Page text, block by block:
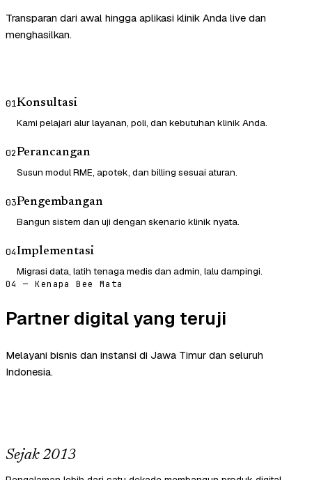
Transparan dari awal hingga aplikasi klinik Anda live dan
menghasilkan.
01Konsultasi
Kami pelajari alur layanan, poli, dan kebutuhan klinik Anda.
02Perancangan
Susun modul RME, apotek, dan billing sesuai aturan.
03Pengembangan
Bangun sistem dan uji dengan skenario klinik nyata.
04Implementasi
Migrasi data, latih tenaga medis dan admin, lalu dampingi.
04 — Kenapa Bee Mata
Partner digital yang teruji
Melayani bisnis dan instansi di Jawa Timur dan seluruh
Indonesia.
Sejak 2013